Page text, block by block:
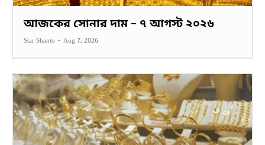
আজকের সোনার দাম – ৭ আগস্ট ২০২৬
Star Shanto - Aug 7, 2026